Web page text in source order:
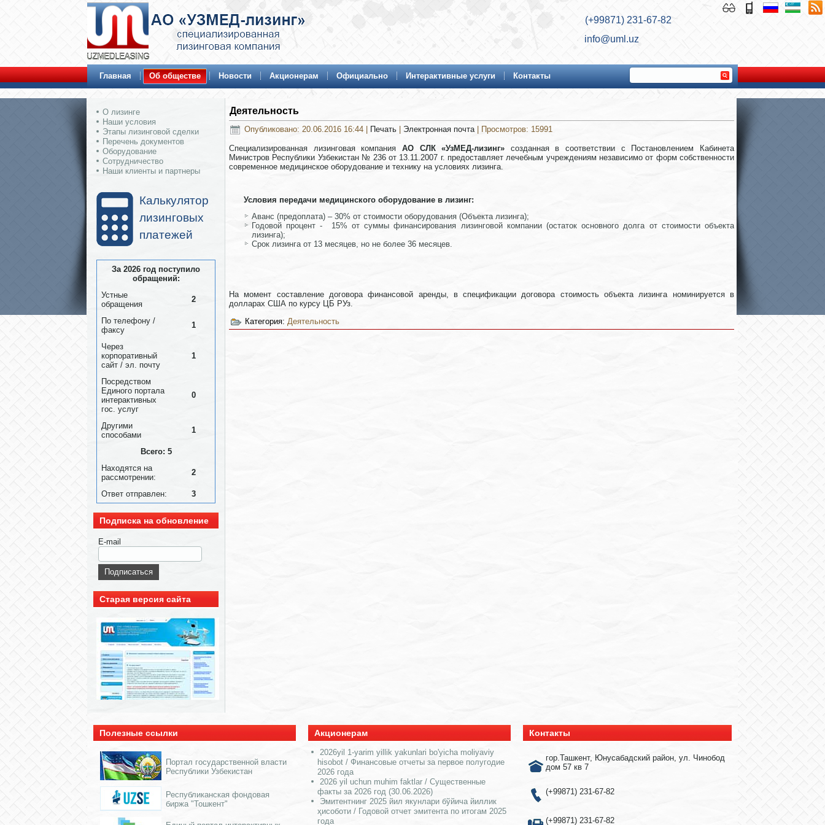
(+99871) 231-67-82
info@uml.uz
Главная Об обществе Новости Акционерам Официально Интерактивные услуги Контакты
О лизинге
Наши условия
Этапы лизинговой сделки
Перечень документов
Оборудование
Сотрудничество
Наши клиенты и партнеры
Калькулятор
лизинговых
платежей
За 2026 год поступило
обращений:
Устные
обращения
2
По телефону /
факсу
1
Через
корпоративный
сайт / эл. почту
1
Посредством
Единого портала
интерактивных
гос. услуг
0
Другими
способами
1
Всего: 5
Находятся на
рассмотрении:
2
Ответ отправлен: 3
Подписка на обновление
E-mail
Старая версия сайта
Деятельность
Опубликовано: 20.06.2016 16:44 Печать Электронная почта | Просмотров: 15991
Специализированная лизинговая компания АО СЛК «УзМЕД-лизинг» созданная в соответствии с Постановлением Кабинета
Министров Республики Узбекистан № 236 от 13.11.2007 г. предоставляет лечебным учреждениям независимо от форм собственности
современное медицинское оборудование и технику на условиях лизинга.
Условия передачи медицинского оборудование в лизинг:
Аванс (предоплата) – 30% от стоимости оборудования (Объекта лизинга);
Годовой процент - 15% от суммы финансирования лизинговой компании (остаток основного долга от стоимости объекта
лизинга);
Срок лизинга от 13 месяцев, но не более 36 месяцев.
На момент составление договора финансовой аренды, в спецификации договора стоимость объекта лизинга номинируется в
долларах США по курсу ЦБ РУз.
Категория: Деятельность
Полезные ссылки
Портал государственной власти
Республики Узбекистан
Республиканская фондовая
биржа "Тошкент"
Акционерам
2026yil 1-yarim yillik yakunlari bo'yicha moliyaviy
hisobot / Финансовые отчеты за первое полугодие
2026 года
2026 yil uchun muhim faktlar / Существенные
факты за 2026 год (30.06.2026)
Эмитентнинг 2025 йил якунлари бўйича йиллик
ҳисоботи / Годовой отчет эмитента по итогам 2025
года
Контакты
гор.Ташкент, Юнусабадский район, ул. Чинобод
дом 57 кв 7
(+99871) 231-67-82
(+99871) 231-67-82